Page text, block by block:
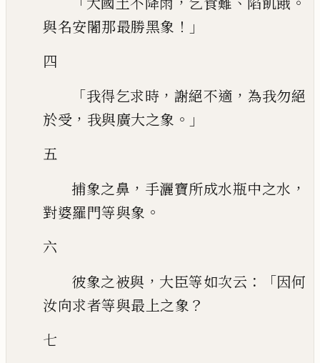
與名安闍那最勝黑象 ！」
四
「我得乞求時 ， 謝絕不適 ， 為我勿絕
於受 ， 我與廣大之象 。」
五
捕象之鼻 ， 手灑寶所成水瓶中之水 ，
對婆羅門等與象 。
六
彼象之被與 ， 大臣等如次云 ：「因何
汝向求者等與最上之象 ？
七